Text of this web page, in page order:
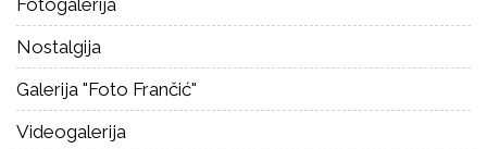
Nostalgija
Galerija "Foto Frančić"
Videogalerija